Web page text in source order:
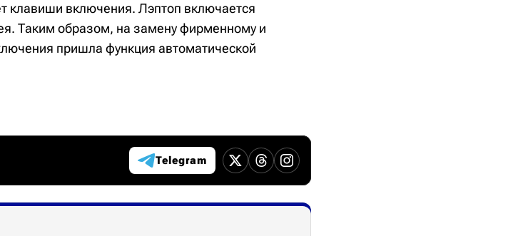
клавиши включения. Лэптоп включается
Таким образом, на замену фирменному и
пришла функция автоматической
Telegram